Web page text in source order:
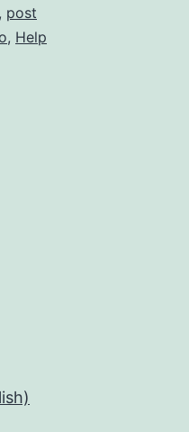
, post
, Help